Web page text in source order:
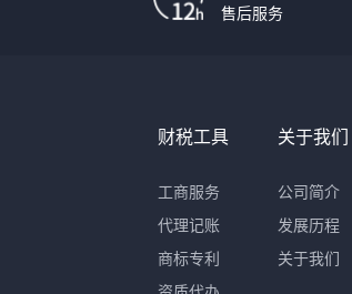
售后服务
财税工具
工商服务
代理记账
商标专利
关于我们
公司简介
发展历程
关于我们